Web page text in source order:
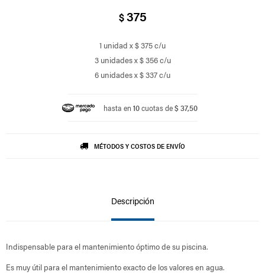
$375
1 unidad x $ 375 c/u
3 unidades x $ 356 c/u
6 unidades x $ 337 c/u
hasta en 10cuotas de$ 37,50
MÉTODOS Y COSTOS DE ENVÍO
Descripción
Indispensable para el mantenimiento óptimo de su piscina.
Es muy útil para el mantenimiento exacto de los valores en agua.